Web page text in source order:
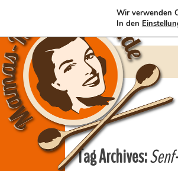
Tag Archives:
Wir verwenden
In den